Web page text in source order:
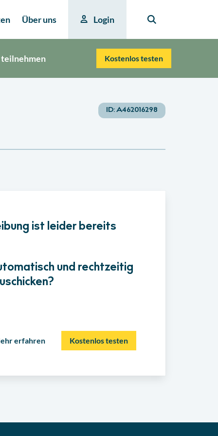
Über uns Login
teilnehmen Kostenlos testen
ID:A462016298
ist leider bereits
und rechtzeitig
erfahren Kostenlos testen